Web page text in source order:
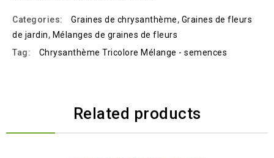
Categories: Graines de chrysanthème, Graines de fleurs
de jardin, Mélanges de graines de fleurs
Tag:
Chrysanthème Tricolore Mélange - semences
Related products